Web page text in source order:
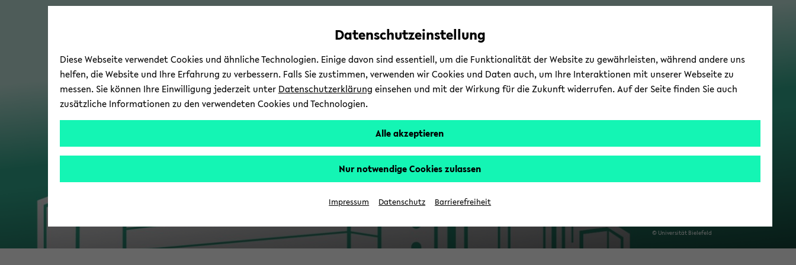
Automatische
vermeiden
zum
wechseln
zum
wechseln
zum
wechseln
© Uni­ver­si­tät Bie­le­feld
Datenschutzeinstellung
Diese Webseite verwendet Cookies und ähnliche Technologien. Einige davon sind essentiell, um die Funktionalität der Website zu gewährleisten, während andere uns
helfen, die Website und Ihre Erfahrung zu verbessern. Falls Sie zustimmen, verwenden wir Cookies und Daten auch, um Ihre Interaktionen mit unserer Webseite zu
messen. Sie können Ihre Einwilligung jederzeit unter Datenschutzerklärung einsehen und mit der Wirkung für die Zukunft widerrufen. Auf der Seite finden Sie auch
zusätzliche Informationen zu den verwendeten Cookies und Technologien.
Alle akzeptieren
Nur notwendige Cookies zulassen
Impressum Datenschutz Barrierefreiheit